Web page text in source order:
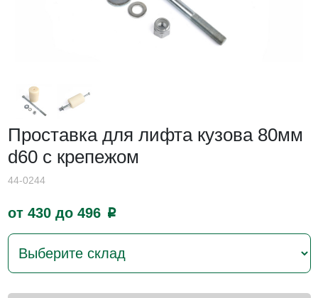
Проставка для лифта кузова 80мм
d60 с крепежом
44-0244
от 430 до 496 p